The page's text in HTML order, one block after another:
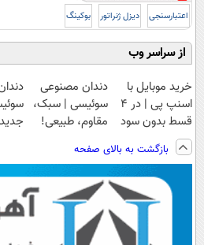
اعتبارسنجی دیزل ژنراتور بوکینگ
از سراسر وب
خرید موبایل با
اسنپ پی | در ۴
قسط بدون سود
و کارمزد!
دندان مصنوعی
سوئیسی | سبک،
مقاوم، طبیعی!
رایگان+پرداخت
اقساطی😍
بازگشت به بالای صفحه